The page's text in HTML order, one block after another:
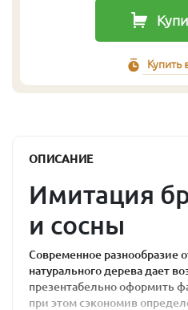
Купить
ОПИСАНИЕ
Имитация
и сосны
Современное разнообразие
натурального дерева дает
презентабельно оформить
при этом сэкономив